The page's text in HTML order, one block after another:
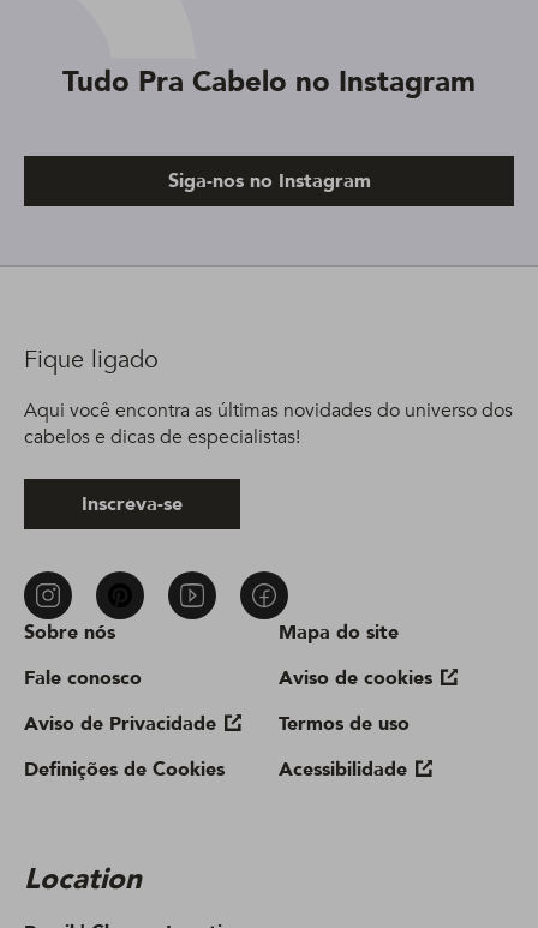
Tudo Pra Cabelo no Instagram
Siga-nos no Instagram
Sobre nós
Fale conosco
Aviso de Privacidade
Definições de Cookies
Mapa do site
Aviso de cookies
Termos de uso
Acessibilidade
Location
Fique ligado
Aqui você encontra as últimas novidades do universo dos
cabelos e dicas de especialistas!
Inscreva-se